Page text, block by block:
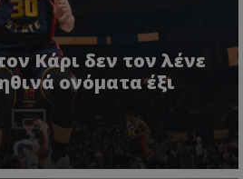
Κάρι δεν τον λένε
ονόματα έξι